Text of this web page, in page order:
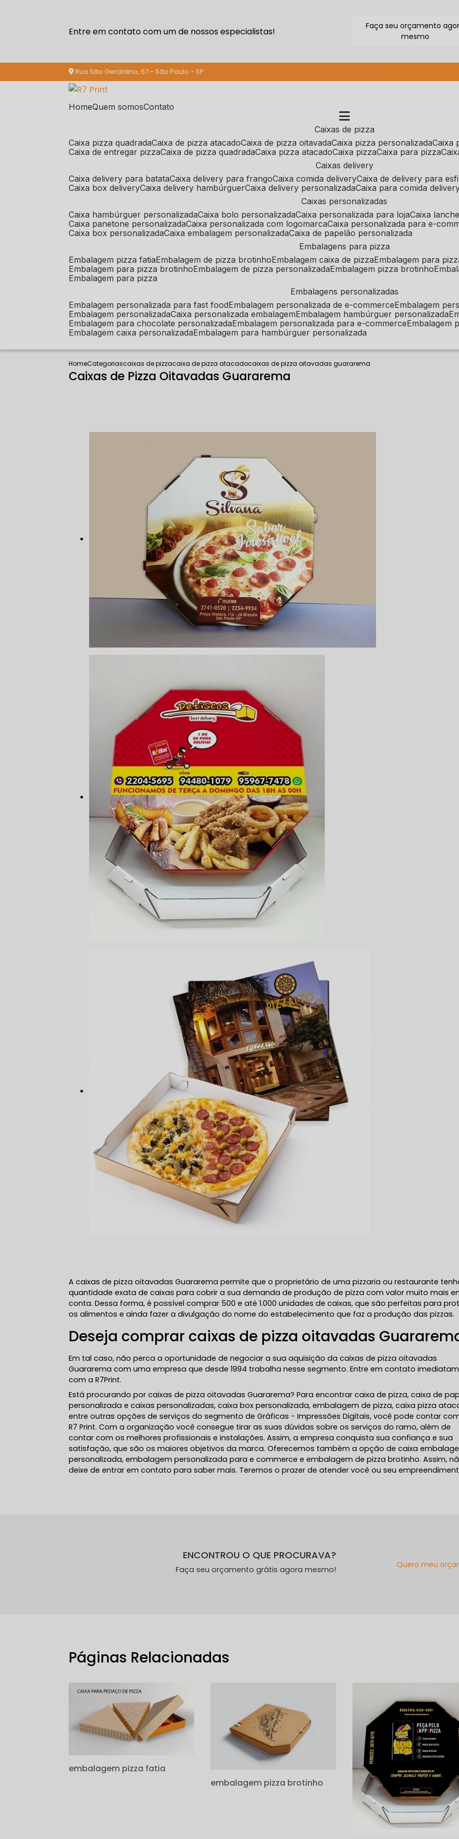
Entre em contato com um de nossos especialistas!
Faça seu orçamento
mesmo
Rua São Geraldino, 67 - São Paulo - SP
Home Quem somos Contato
caixas de pizza
caixa pizza quadrada caixa de pizza atacado caixa de pizza oitavada caixa pizza personalizada
caixa de entregar pizza caixa de pizza quadrada caixa pizza atacado caixa pizza caixa para pizza
caixas delivery
caixa delivery para batata caixa delivery para frango caixa comida delivery caixa de delivery para
caixa box delivery caixa delivery hambúrguer caixa delivery personalizada caixa para comida
caixas personalizadas
caixa hambúrguer personalizada caixa bolo personalizada caixa personalizada para loja caixa
caixa panetone personalizada caixa personalizada com logomarca caixa personalizada para e-
caixa box personalizada caixa embalagem personalizada caixa de papelão personalizada
embalagens para pizza
embalagem pizza fatia embalagem de pizza brotinho embalagem caixa de pizza embalagem para
embalagem para pizza brotinho embalagem de pizza personalizada embalagem pizza brotinho
embalagem para pizza
embalagens personalizadas
embalagem personalizada para fast food embalagem personalizada de e-commerce embalagem
embalagem personalizada caixa personalizada embalagem embalagem hambúrguer personalizada
embalagem para chocolate personalizada embalagem personalizada para e-commerce embalagem
embalagem caixa personalizada embalagem para hambúrguer personalizada
HomeCategoriascaixas de pizzacaixa de pizza atacadocaixas de pizza oitavadas guararema
Caixas de Pizza Oitavadas Guararema
A caixas de pizza oitavadas Guararema permite que o proprietário de uma pizzaria ou restaurante
quantidade exata de caixas para cobrir a sua demanda de produção de pizza com valor muito mais
conta. Dessa forma, é possível comprar 500 e até 1.000 unidades de caixas, que são perfeitas para
os alimentos e ainda fazer a divulgação do nome do estabelecimento que faz a produção das pizzas.
Deseja comprar caixas de pizza oitavadas
Em tal caso, não perca a oportunidade de negociar a sua aquisição da caixas de pizza oitavadas
Guararema com uma empresa que desde 1994 trabalha nesse segmento. Entre em contato
com a R7Print.
Está procurando por caixas de pizza oitavadas Guararema? Para encontrar caixa de pizza, caixa de
personalizada e caixas personalizadas, caixa box personalizada, embalagem de pizza, caixa pizza
entre outras opções de serviços do segmento de Gráficas - Impressões Digitais, você pode contar
R7 Print. Com a organização você consegue tirar as suas dúvidas sobre os serviços do ramo, além de
contar com os melhores profissionais e instalações. Assim, a empresa conquista sua confiança e sua
satisfação, que são os maiores objetivos da marca. Oferecemos também a opção de caixa
personalizada, embalagem personalizada para e commerce e embalagem de pizza brotinho. Assim,
deixe de entrar em contato para saber mais. Teremos o prazer de atender você ou seu
ENCONTROU O QUE PROCURAVA?
Faça seu orçamento grátis agora mesmo!
Quero meu
Páginas Relacionadas
embalagem pizza fatia
embalagem pizza brotinho